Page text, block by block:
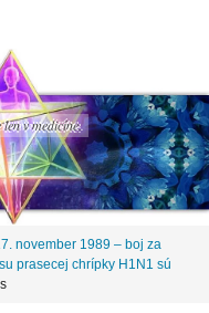
v medicíne.
november 1989 – boj za
prasecej chrípky H1N1 sú